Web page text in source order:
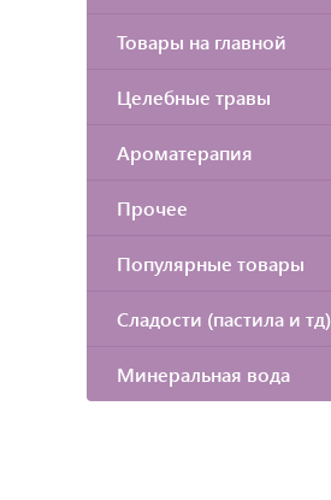
Товары на главной
Целебные травы
Ароматерапия
Прочее
Популярные товары
Сладости (пастила и тд)
Минеральная вода